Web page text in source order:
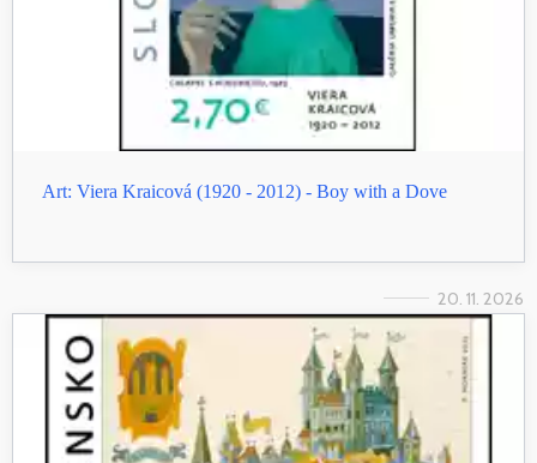
Art: Viera Kraicová (1920 - 2012) - Boy with a Dove
20. 11. 2026